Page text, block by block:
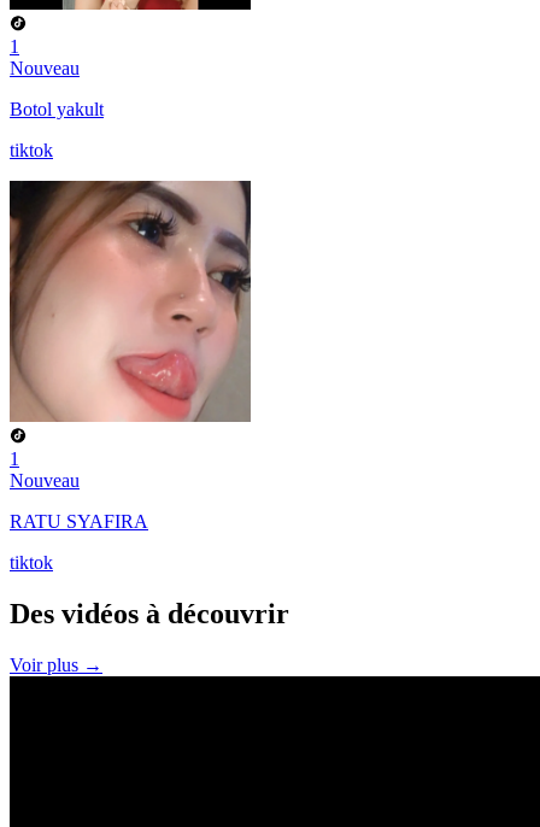
1
Nouveau
Botol yakult
tiktok
1
Nouveau
RATU SYAFIRA
tiktok
Des vidéos à découvrir
Voir plus →